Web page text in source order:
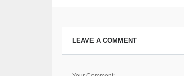
LEAVE A COMMENT